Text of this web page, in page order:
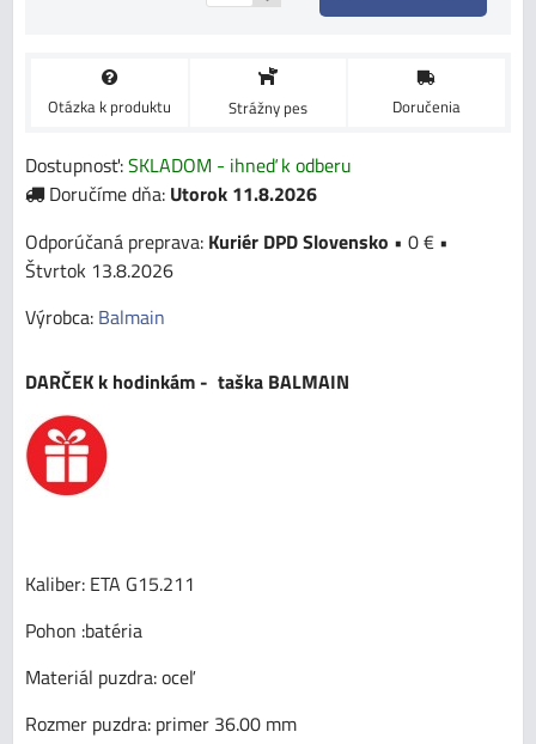
Otázka k produktu Strážny pes Doručenia
Dostupnosť:SKLADOM - ihneď k odberu
Doručíme dňa: Utorok 11.8.2026
Kuriér DPD Slovensko • 0 € •
Štvrtok 13.8.2026
Výrobca: Balmain
DARČEK k hodinkám - taška BALMAIN
Kaliber: ETA G15.211
Pohon :batéria
Materiál puzdra: oceľ
Rozmer puzdra: primer 36.00 mm